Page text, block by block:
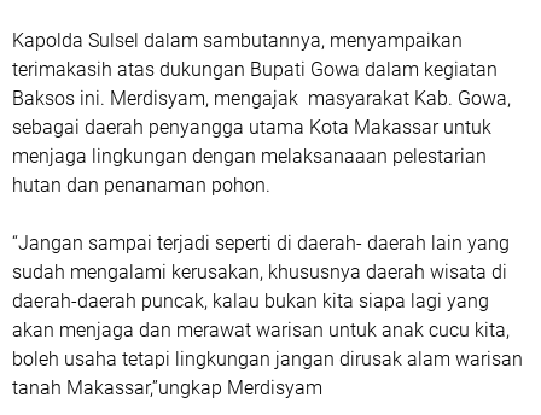
Kapolda Sulsel dalam sambutannya, menyampaikan
terimakasih atas dukungan Bupati Gowa dalam kegiatan
Baksos ini. Merdisyam, mengajak masyarakat Kab. Gowa,
sebagai daerah penyangga utama Kota Makassar untuk
menjaga lingkungan dengan melaksanaaan pelestarian
hutan dan penanaman pohon.
“Jangan sampai terjadi seperti di daerah- daerah lain yang
sudah mengalami kerusakan, khususnya daerah wisata di
daerah-daerah puncak, kalau bukan kita siapa lagi yang
akan menjaga dan merawat warisan untuk anak cucu kita,
boleh usaha tetapi lingkungan jangan dirusak alam warisan
tanah Makassar,”ungkap Merdisyam